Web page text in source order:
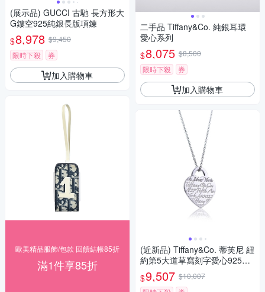
(展示品) GUCCI 古馳 長方形大
G鏤空925純銀長版項鍊
$8,978 $9,450
限時下殺
券
加入購物車
歐美精品服飾/包款 回饋結帳85折
滿1件享85折
二手品 Tiffany&Co. 純銀耳環
愛心系列
$8,075 $8,500
限時下殺
券
加入購物車
(近新品) Tiffany&Co. 蒂芙尼 紐
約第5大道草寫刻字愛心925純
銀項鍊
$9,507 $10,007